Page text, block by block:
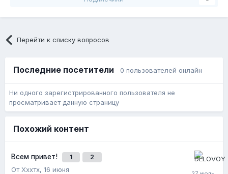
Перейти к списку вопросов
Последние посетители 0 пользователей онлайн
Ни одного зарегистрированного пользователя не
просматривает данную страницу
Похожий контент
Всем привет! 1 2
От Хххтх, 16 июня